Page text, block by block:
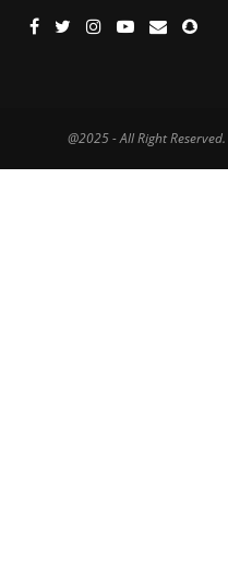
@2025 - All Right Reserved.